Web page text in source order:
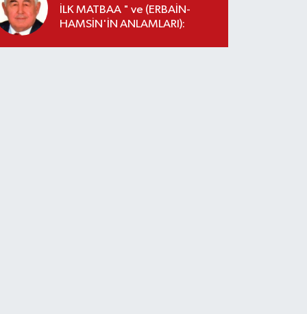
İLK MATBAA " ve (ERBAİN-
HAMSİN'İN ANLAMLARI):